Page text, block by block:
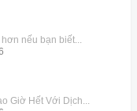
nếu bạn biết...
Giờ Hết Với Dịch...